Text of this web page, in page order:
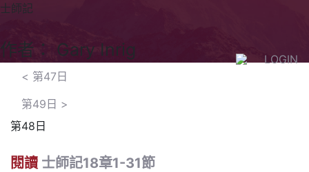
LOGIN
士師記
作者： Gary Inrig
< 第47日
第49日 >
第48日
閱讀 士師記18章1-31節